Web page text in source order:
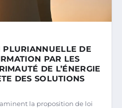
PLURIANNUELLE DE
PAR LES
DE L’ÉNERGIE
DES SOLUTIONS
la proposition de loi